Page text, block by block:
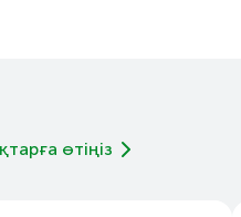
өтіңіз